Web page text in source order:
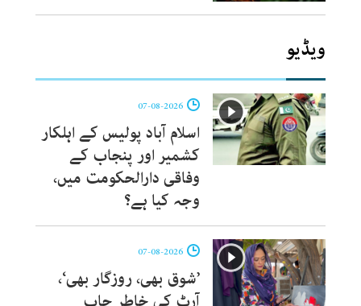
ویڈیو
اسلام آباد پولیس کے اہلکار
کشمیر اور پنجاب کے
وفاقی دارالحکومت میں،
وجہ کیا ہے؟
’شوق بھی، روزگار بھی‘،